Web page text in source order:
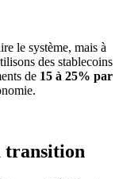
le système, mais à
des stablecoins
de 15 à 25% par
transition